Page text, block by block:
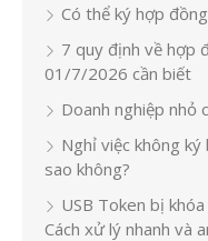
Có thể ký hợp
7 quy định về hợp
01/7/2026 cần biết
Doanh nghiệp nhỏ
Nghỉ việc không
sao không?
USB Token bị
Cách xử lý nhanh và